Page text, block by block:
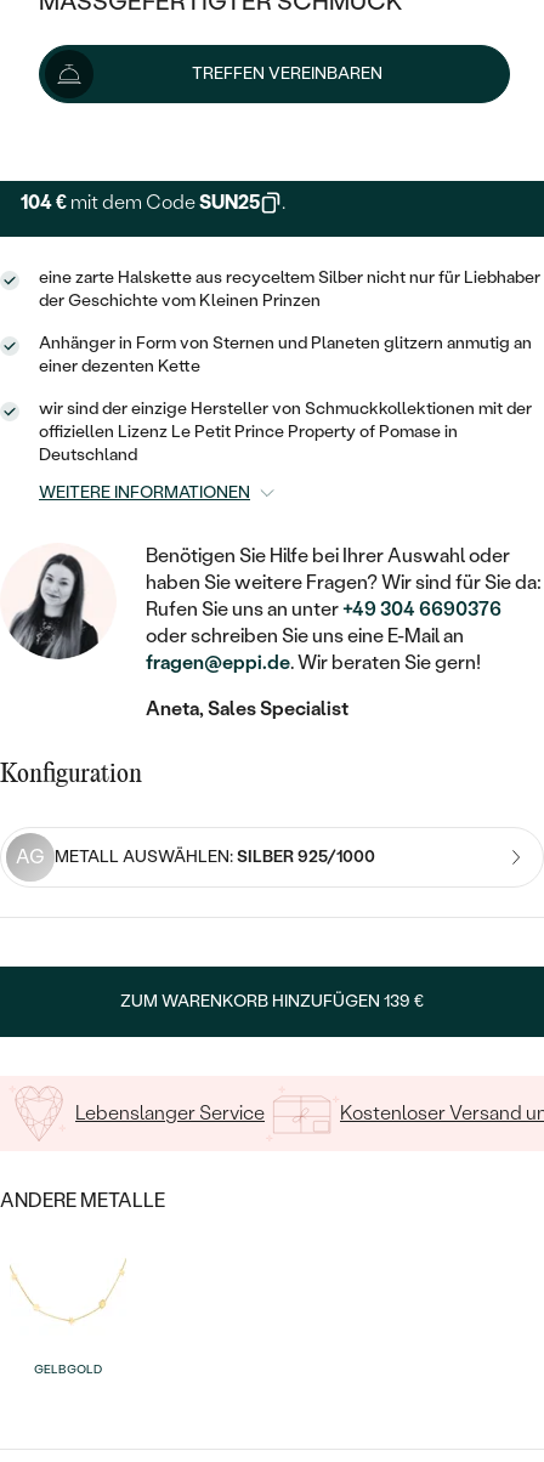
KLASSISCH
MEMOIRE
AUSSERGEWÖHNLICHE
GEHÄMMERTE
VON HAND GRAVIERTE
MIT FÜLLUNG
IM SET
Meistverkaufte
Eheringe
MIT MEHREREN DIAMANTEN
HALO
VINTAGE
IM SET
AUSSERGEWÖHNLICH
GESTALTE EINEN RING
WÄHLE EINEN RING
LAB GROWN DIAMANTEN ZUM
EINFASSEN
FARBIGE DIAMANTEN ZUM EINFASSEN
MIT LAB GROWN DIAMANT
MIT MOISSANIT
MIT FARBIGEN DIAMANTEN
MIT SCHWARZEN DIAMANTEN
MIT SALT AND PEPPER DIAMANTEN
MIT EDELSTEIN
AUSVERKAUF
WENN SCHMUCK HILFT
NACH TYP
OHRRINGE
RINGE
ANHÄNGER / KETTEN
ARMBÄNDER
SCHMUCKSET
SCHMUCK FÜR KINDER
BROSCHEN
SCHMUCKZUBEHÖR
NACH MATERIAL
GOLD
SILBER
EDELSTEINSCHMUCK
SCHMUCK MIT LAB GROWN
PERLENSCHMUCK
NACH STYL
PLATIN
OHRSTECKER
CREOLEN
SOLITÄR
HERZ
KINDER
PIERCINGS
PERLENOHRRINGE
PREISWERTE
GOLD
SILBER
NACH STYL
SOLITÄR
ZUR GEBURT EINES KINDES
PERSONALISIERT
MIT STERNZEICHEN
MEDAILLON
KETTEN
HERZKETTEN
MIT TIEREN
NACH EDELSTEIN
MIT DIAMANT
PERLENKETTEN
NACH PREIS
PREISWERTE
LUXURIÖSE
AUSVERKAUF
GOLD
SILBER
PLATIN
NACH STYL
MEMOIRE
MINIMALISTISCHE
STATEMENT
SIEGELRINGE
PERSONALISIERT
MIT DIAMANT
MIT EDELSTEIN
PERLENRINGE
PREISWERTE
LUXURIÖSE
TREFFEN VEREINBAREN
139 €
Schmuck ist auf Lager. Wir liefern ihn innerhalb von 24
Stunden.
104 € mit dem CodeSUN25 .
eine zarte Halskette aus recyceltem Silber nicht nur für Liebhaber
der Geschichte vom Kleinen Prinzen
Anhänger in Form von Sternen und Planeten glitzern anmutig an
einer dezenten Kette
wir sind der einzige Hersteller von Schmuckkollektionen mit der
offiziellen Lizenz Le Petit Prince Property of Pomase in
Deutschland
WEITERE INFORMATIONEN
Benötigen Sie Hilfe bei Ihrer Auswahl oder
haben Sie weitere Fragen? Wir sind für Sie da:
Rufen Sie uns an unter+49 304 6690376
oder schreiben Sie uns eine E-Mail an
fragen@eppi.de. Wir beraten Sie gern!
Aneta, Sales Specialist
Konfiguration
AG METALL AUSWÄHLEN:SILBER 925/1000
ZUM WARENKORB HINZUFÜGEN 139 €
Lebenslanger Service Kostenloser Versand
ANDERE METALLE
GELBGOLD